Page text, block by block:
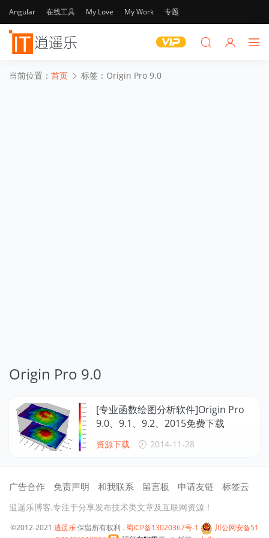
Angular 在线工具 My Love My Work 专题
当前位置： 首页 标签：Origin Pro 9.0
Origin Pro 9.0
[专业函数绘图分析软件]Origin Pro
9.0、9.1、9.2、2015免费下载
资源下载 2014-11-28
广告合作 免责声明 和我联系 留言板 申请友链 标签云
逍遥乐博客,专注于分享发布技术类文章及互联网资源！
©2012-2021 逍遥乐保留所有权利 . 蜀ICP备13020367号-1
川公网安备51